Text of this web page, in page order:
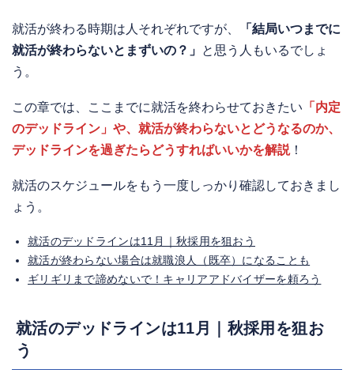
就活が終わる時期は人それぞれですが、
「結局いつまでに
就活が終わらないとまずいの？」 と思う人もいるでしょ
う。
この章では、ここまでに就活を終わらせておきたい 「内定
のデッドライン」や、就活が終わらないとどうなるのか、
デッドラインを過ぎたらどうすればいいかを解説！
就活のスケジュールをもう一度しっかり確認しておきまし
ょう。
就活のデッドラインは11月｜秋採用を狙おう
就活が終わらない場合は就職浪人（既卒）になることも
ギリギリまで諦めないで！キャリアアドバイザーを頼ろう
就活のデッドラインは11月｜秋採用を狙お
う